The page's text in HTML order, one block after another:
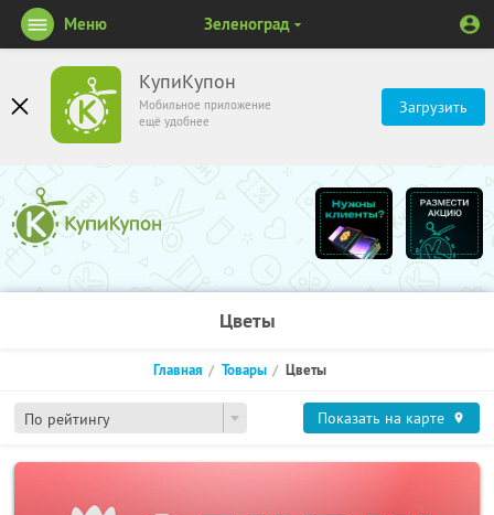
КупиКупон
Мобильное приложение
ещё удобнее
Загрузить
Меню Зеленоград
Цветы
По рейтингу
Главная Товары Цветы
Показать на карте